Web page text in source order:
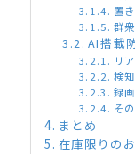
置
群
AI搭載
リ
検
録
そ
まとめ
在庫限りの